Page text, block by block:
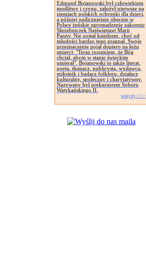
Edmund Bojanowski był człowiekiem
modlitwy i czynu, założył pierwsze na
ziemiach polskich ochronki dla dzieci,
a później najliczniejsze obecnie w
Polsce żeńskie zgromadzenie zakonnic
Służebniczek Najświętszej Marii
Panny. Nie został księdzem, choć od
młodości bardzo tego pragnął. Swoje
przeznaczenie pojął dopiero na łożu
smierci: "Teraz rozumiem, że Bóg
chciał, abym w stanie świeckim
umierał". Bojanowski to także literat,
poeta, tłumacz, publicysta, wydawca,
miłośnik i badacz folkloru, działacz
kulturalny, społeczny i charytatywny.
Nazywany był prekursorem Soboru
Watykańskiego II.
więcej >>>